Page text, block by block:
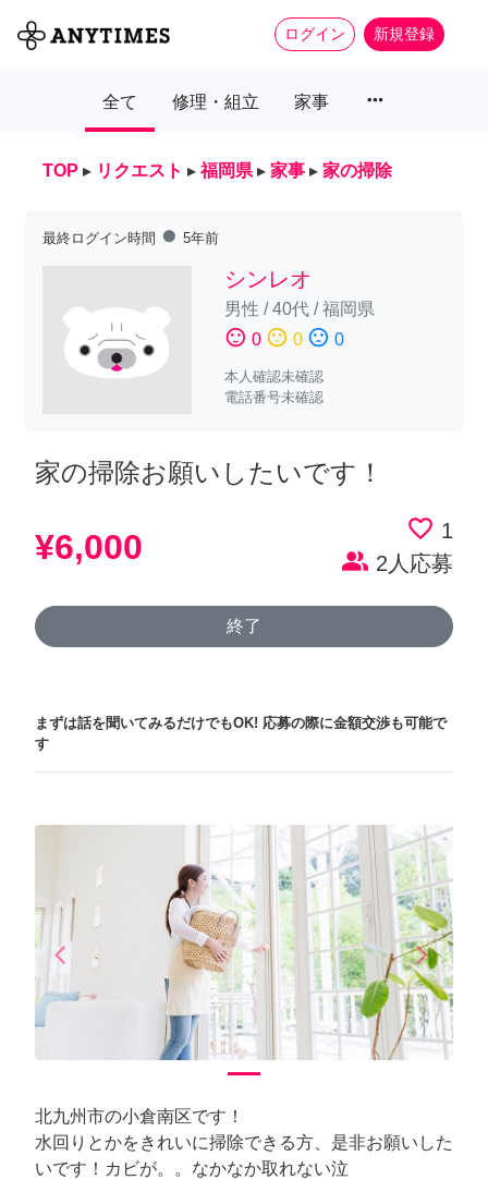
ログイン 新規登録
全て 修理・組立 家事 more_horiz
TOP ▸ リクエスト ▸ 福岡県 ▸ 家事 ▸ 家の掃除
最終ログイン時間 fiber_manual_record 5年前
シンレオ
男性 /40代/福岡県
sentiment_satisfied 0 sentiment_neutral 0 sentiment_dissatisfied 0
本人確認未確認
電話番号未確認
家の掃除お願いしたいです！
¥6,000 favorite_border 1
people_alt 2人応募
終了
まずは話を聞いてみるだけでもOK! 応募の際に金額交渉も可能で
す
arrow_back_iosPrevious arrow_forward_iosNext
北九州市の小倉南区です！
水回りとかをきれいに掃除できる方、是非お願いした
いです！カビが。。なかなか取れない泣